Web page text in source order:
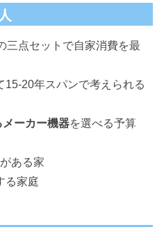
三点セットで自家消費を最
15-20年スパンで考えられる
ーカー機器を選べる予算
ある家
る家庭